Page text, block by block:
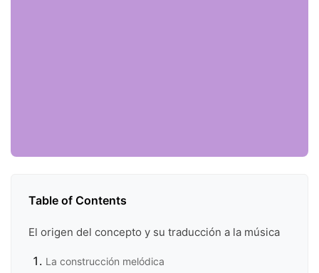
Table of Contents
El origen del concepto y su traducción a la música
La construcción melódica